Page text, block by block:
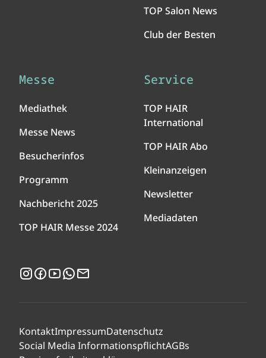
TOP Salon News
Club der Besten
Messe
Mediathek
Messe News
Besucherinfos
Programm
Nachbericht 2025
TOP HAIR Messe 2024
Service
TOP HAIR
International
TOP HAIR Abo
Kleinanzeigen
Newsletter
Mediadaten
Instagram
Facebook
YouTubeWhatsApp
KontaktImpressumDatenschutz
Social Media InformationspflichtAGBs